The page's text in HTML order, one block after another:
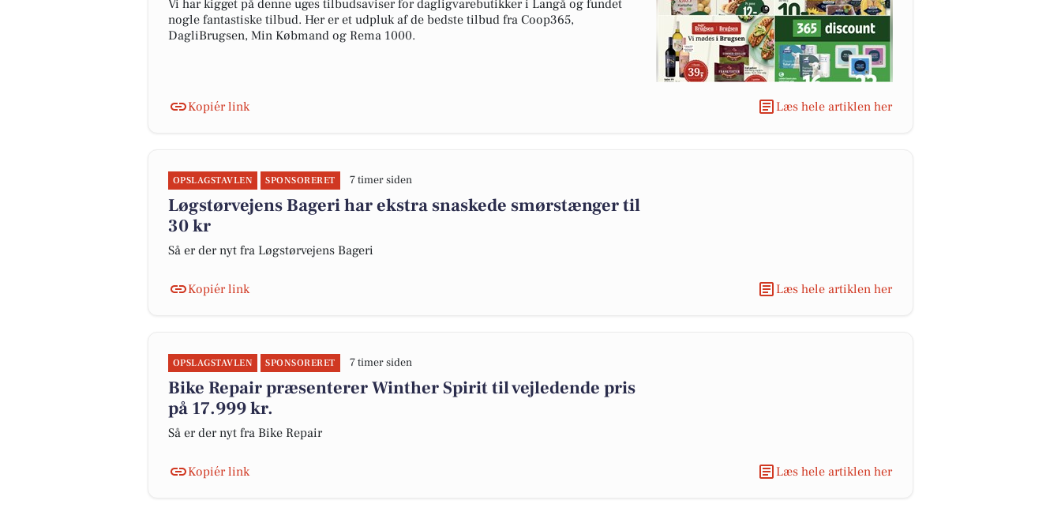
Vi har kigget på denne uges tilbudsaviser for dagligvarebutikker i Langå og fundet
nogle fantastiske tilbud. Her er et udpluk af de bedste tilbud fra Coop365,
DagliBrugsen, Min Købmand og Rema 1000.
Kopiér link Læs hele artiklen her
OPSLAGSTAVLEN SPONSORERET 7 timer siden
Løgstørvejens Bageri har ekstra snaskede smørstænger til
30 kr
Så er der nyt fra Løgstørvejens Bageri
Kopiér link Læs hele artiklen her
OPSLAGSTAVLEN SPONSORERET 7 timer siden
Bike Repair præsenterer Winther Spirit til vejledende pris
på 17.999 kr.
Så er der nyt fra Bike Repair
Kopiér link Læs hele artiklen her